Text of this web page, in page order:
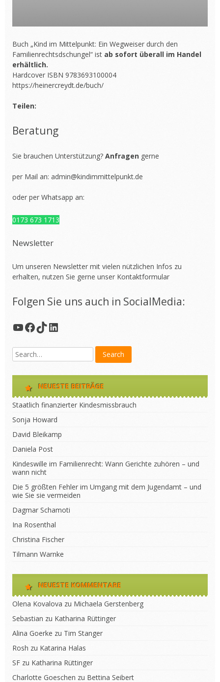
Buch „Kind im Mittelpunkt: Ein Wegweiser durch den
Familienrechtsdschungel“ ist ab sofort überall im Handel
erhältlich.
Hardcover ISBN 9783693100004
https://heinercreydt.de/buch/
Teilen:
Beratung
Sie brauchen Unterstützung? Anfragen gerne
per Mail an: admin@kindimmittelpunkt.de
oder per Whatsapp an:
0173 673 1713
Newsletter
Um unseren Newsletter mit vielen nützlichen Infos zu
erhalten, nutzen Sie gerne unser Kontaktformular
Folgen Sie uns auch in SocialMedia:
YouTube
Facebook
TikTok
LinkedIn
NEUESTE BEITRÄGE
Staatlich finanzierter Kindesmissbrauch
Sonja Howard
David Bleikamp
Daniela Post
Kindeswille im Familienrecht: Wann Gerichte zuhören – und
wann nicht
Die 5 größten Fehler im Umgang mit dem Jugendamt – und
wie Sie sie vermeiden
Dagmar Schamoti
Ina Rosenthal
Christina Fischer
Tilmann Warnke
NEUESTE KOMMENTARE
Olena Kovalova zu Michaela Gerstenberg
Sebastian zu Katharina Rüttinger
Alina Goerke zu Tim Stanger
Rosh zu Katarina Halas
SF zu Katharina Rüttinger
Charlotte Goeschen zu Bettina Seibert